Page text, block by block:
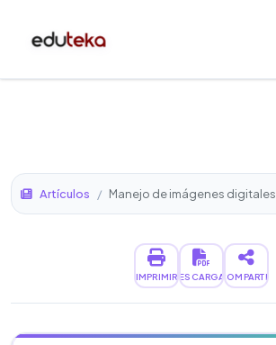
Artículos / Manejo de imágenes digitales
IMPRIMIRDESCARGARCOMPARTIR